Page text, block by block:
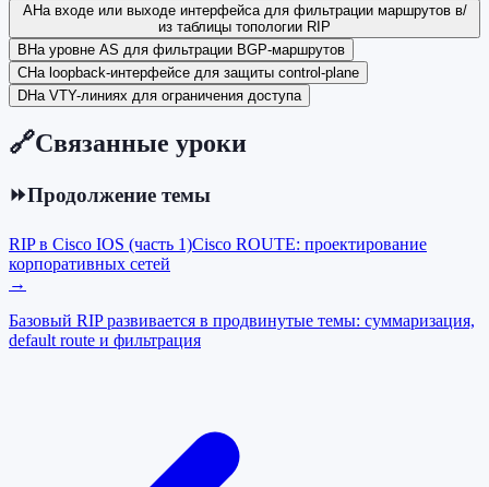
AНа входе или выходе интерфейса для фильтрации маршрутов в/
из таблицы топологии RIP
B На уровне AS для фильтрации BGP-маршрутов
CНа loopback-интерфейсе для защиты control-plane
DНа VTY-линиях для ограничения доступа
🔗Связанные уроки
⏩Продолжение темы
RIP в Cisco IOS (часть 1)Cisco ROUTE: проектирование
корпоративных сетей
→
Базовый RIP развивается в продвинутые темы: суммаризация,
default route и фильтрация